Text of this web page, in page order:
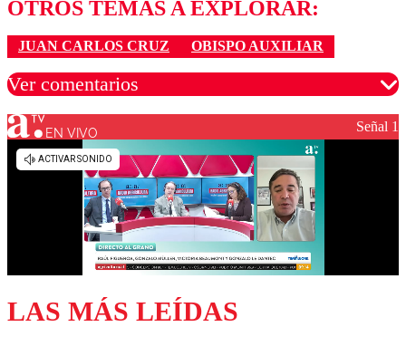
OTROS TEMAS A EXPLORAR:
JUAN CARLOS CRUZ OBISPO AUXILIAR
Ver comentarios
Los comentarios son moderados para garantizar un
diálogo respetuoso.
EN VIVO Señal 1
LAS MÁS LEÍDAS